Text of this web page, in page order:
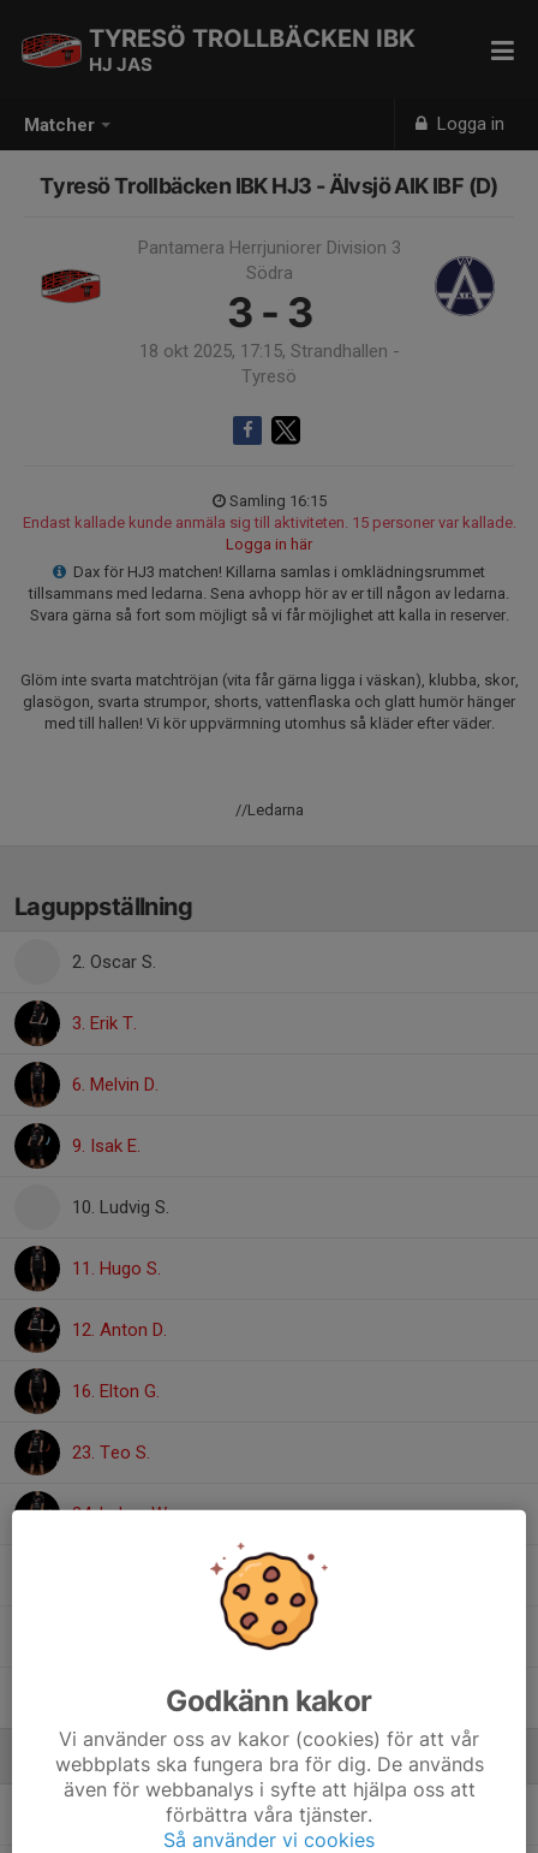
Matcher Logga in
TYRESÖ TROLLBÄCKEN IBK
HJ JAS
Tyresö Trollbäcken IBK HJ3 - Älvsjö AIK IBF (D)
Pantamera Herrjuniorer Division 3
Södra
3 - 3
18 okt 2025, 17:15, Strandhallen -
Tyresö
Samling 16:15
Endast kallade kunde anmäla sig till aktiviteten. 15 personer var kallade.
Logga in här
Dax för HJ3 matchen! Killarna samlas i omklädningsrummet
tillsammans med ledarna. Sena avhopp hör av er till någon av ledarna.
Svara gärna så fort som möjligt så vi får möjlighet att kalla in reserver.
Glöm inte svarta matchtröjan (vita får gärna ligga i väskan), klubba, skor,
glasögon, svarta strumpor, shorts, vattenflaska och glatt humör hänger
med till hallen! Vi kör uppvärmning utomhus så kläder efter väder.
//Ledarna
Laguppställning
2. Oscar S.
3. Erik T.
6. Melvin D.
9. Isak E.
10. Ludvig S.
11. Hugo S.
12. Anton D.
16. Elton G.
23. Teo S.
24. Lukas W.
Ledare
Hanna EdgardhTeam manager
Godkänn kakor
Vi använder oss av kakor (cookies) för att vår
webbplats ska fungera bra för dig. De används
även för webbanalys i syfte att hjälpa oss att
förbättra våra tjänster.
Så använder vi cookies